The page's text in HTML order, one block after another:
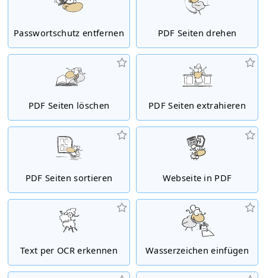
Passwortschutz entfernen PDF Seiten drehen
PDF Seiten löschen PDF Seiten extrahieren
PDF Seiten sortieren Webseite in PDF
Text per OCR erkennen Wasserzeichen einfügen